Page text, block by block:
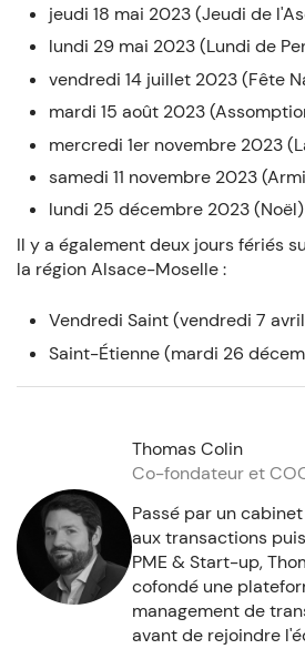
jeudi 18 mai 2023 (Jeudi de
lundi 29 mai 2023 (Lundi de
vendredi 14 juillet 2023 (Fête
mardi 15 août 2023
mercredi 1er novembre 2023
samedi 11 novembre 2023
lundi 25 décembre 2023 (Noël)
Il y a également deux jours fériés
la région Alsace-Moselle :
Vendredi Saint (vendredi 7
Saint-Étienne (mardi 26
Thomas Colin
Co-fondateur et
Passé par un
aux transactions
PME & Start-up,
cofondé une
management de
avant de rejoindre